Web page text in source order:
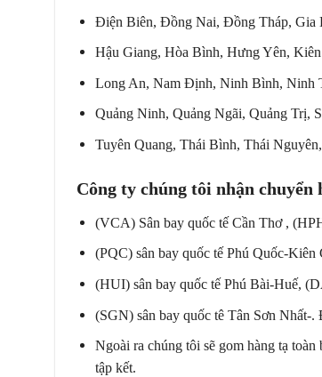
Điện Biên, Đồng Nai, Đồng Tháp, Gia
Hậu Giang, Hòa Bình, Hưng Yên,
Long An, Nam Định, Ninh Bình, Ninh
Quảng Ninh, Quảng Ngãi, Quảng Trị,
Tuyên Quang, Thái Bình, Thái
Công ty chúng tôi nhận chuyển
(VCA) Sân bay quốc tế Cần Thơ ,
(PQC) sân bay quốc tế Phú Quốc-
(HUI) sân bay quốc tế Phú Bài-Huế,
(SGN) sân bay quốc tê Tân Sơn Nhất-.
Ngoài ra chúng tôi sẽ gom hàng tạ
tập kết.